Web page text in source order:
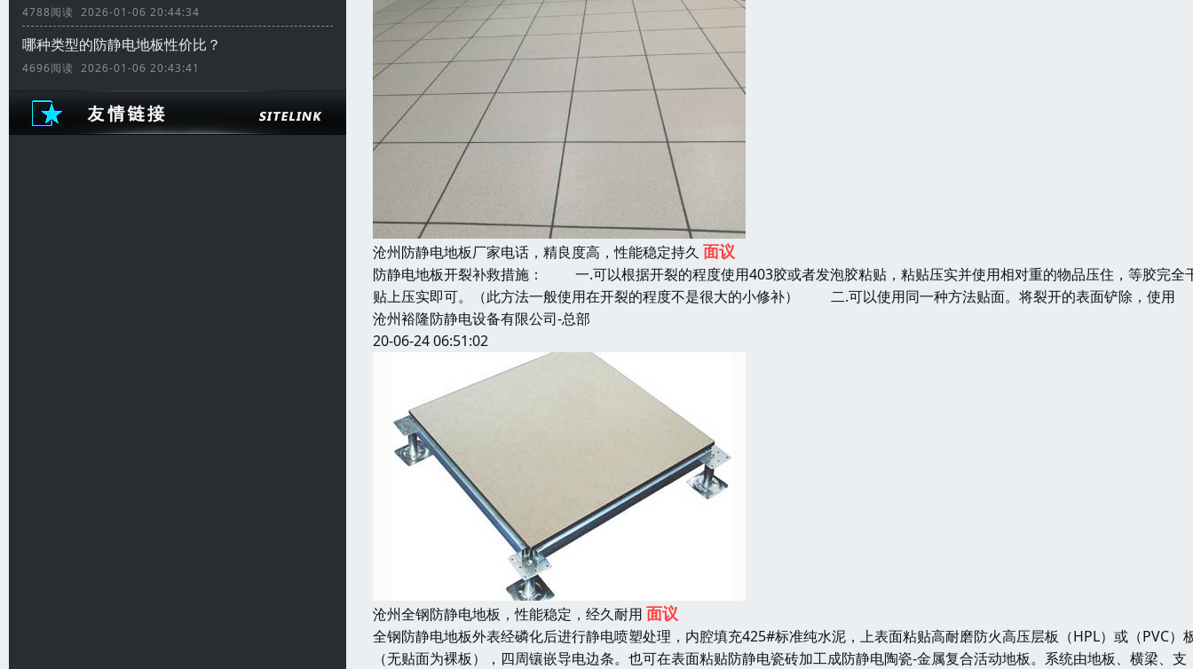
4788阅读 2026-01-06 20:44:34
哪种类型的防静电地板性价比？
4696阅读 2026-01-06 20:43:41
沧州防静电地板厂家电话，精良度高，性能稳定持久 面议
防静电地板开裂补救措施： 一.可以根据开裂的程度使用403胶或者发泡胶粘贴，粘贴压实并使用相对重的物品压住，等胶完全
贴上压实即可。（此方法一般使用在开裂的程度不是很大的小修补） 二.可以使用同一种方法贴面。将裂开的表面铲除，使用
沧州裕隆防静电设备有限公司-总部
20-06-24 06:51:02
沧州全钢防静电地板，性能稳定，经久耐用 面议
全钢防静电地板外表经磷化后进行静电喷塑处理，内腔填充425#标准纯水泥，上表面粘贴高耐磨防火高压层板（HPL）或（PVC）
（无贴面为裸板），四周镶嵌导电边条。也可在表面粘贴防静电瓷砖加工成防静电陶瓷-金属复合活动地板。系统由地板、横梁、支